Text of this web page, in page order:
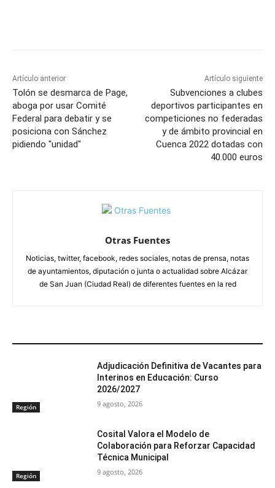
Artículo anterior
Tolón se desmarca de Page,
aboga por usar Comité
Federal para debatir y se
posiciona con Sánchez
pidiendo "unidad"
Artículo siguiente
Subvenciones a clubes
deportivos participantes en
competiciones no federadas
y de ámbito provincial en
Cuenca 2022 dotadas con
40.000 euros
Otras Fuentes
Noticias, twitter, facebook, redes sociales, notas de prensa, notas
de ayuntamientos, diputación o junta o actualidad sobre Alcázar
de San Juan (Ciudad Real) de diferentes fuentes en la red
Región
Adjudicación Definitiva de Vacantes para
Interinos en Educación: Curso
2026/2027
9 agosto, 2026
Región
Cosital Valora el Modelo de
Colaboración para Reforzar Capacidad
Técnica Municipal
9 agosto, 2026